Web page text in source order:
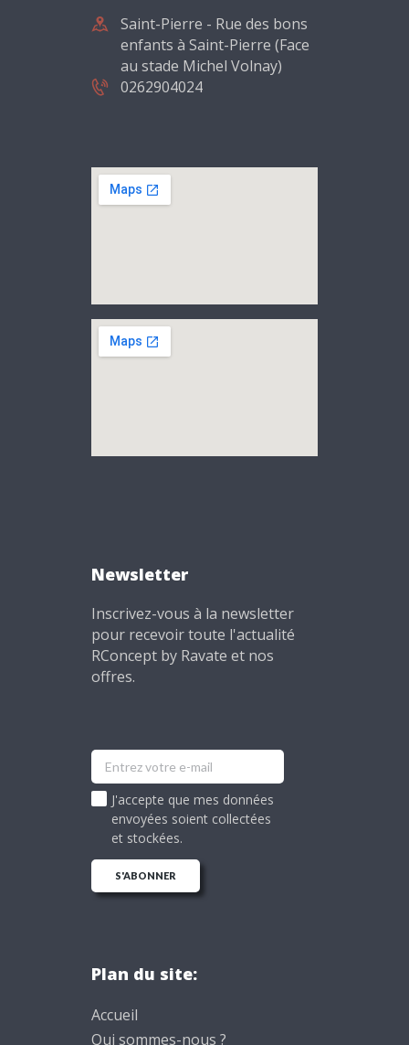
Saint-Pierre - Rue des bons
enfants à Saint-Pierre (Face
au stade Michel Volnay)
0262904024
Newsletter
Inscrivez-vous à la newsletter
pour recevoir toute l'actualité
RConcept by Ravate et nos
offres.
J'accepte que mes données
envoyées soient collectées
et stockées.
Plan du site:
Accueil
Qui sommes-nous ?